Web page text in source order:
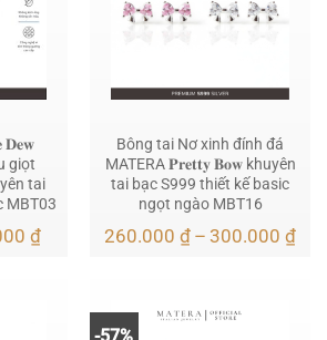
𝐃𝐞𝐰
giọt
tai
MBT03
₫Giá
325.000 ₫.
Bông tai Nơ xinh đính đá
MATERA 𝐏𝐫𝐞𝐭𝐭𝐲 𝐁𝐨𝐰 khuyên
tai bạc S999 thiết kế basic
ngọt ngào MBT16
260.000 ₫ – 300.000 ₫